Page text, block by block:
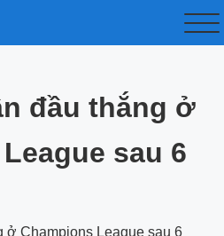
đầu thắng ở
sau 6